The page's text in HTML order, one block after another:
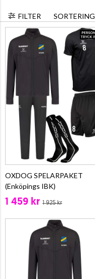
FILTER SORTERING
OXDOG SPELARPAKET
(Enköpings IBK)
1 459 kr 1 925 kr